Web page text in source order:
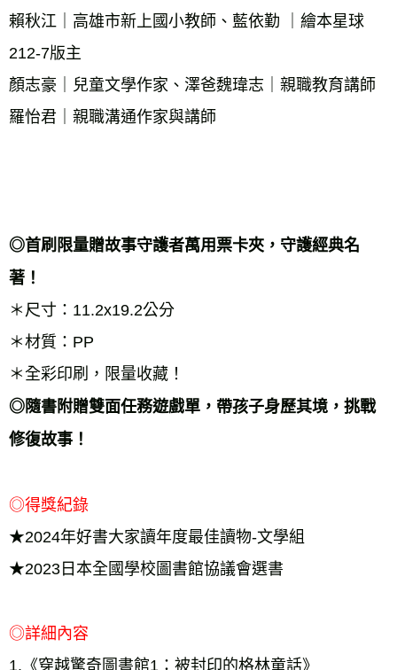
賴秋江｜高雄市新上國小教師、藍依勤 ｜繪本星球
212-7版主
顏志豪｜兒童文學作家、澤爸魏瑋志｜親職教育講師
羅怡君｜親職溝通作家與講師
◎首刷限量贈故事守護者萬用票卡夾，守護經典名
著！
＊尺寸：11.2x19.2公分
＊材質：PP
＊全彩印刷，限量收藏！
◎隨書附贈雙面任務遊戲單，帶孩子身歷其境，挑戰
修復故事！
◎得獎紀錄
★2024年好書大家讀年度最佳讀物-文學組
★2023日本全國學校圖書館協議會選書
◎詳細內容
1.《穿越驚奇圖書館1：被封印的格林童話》